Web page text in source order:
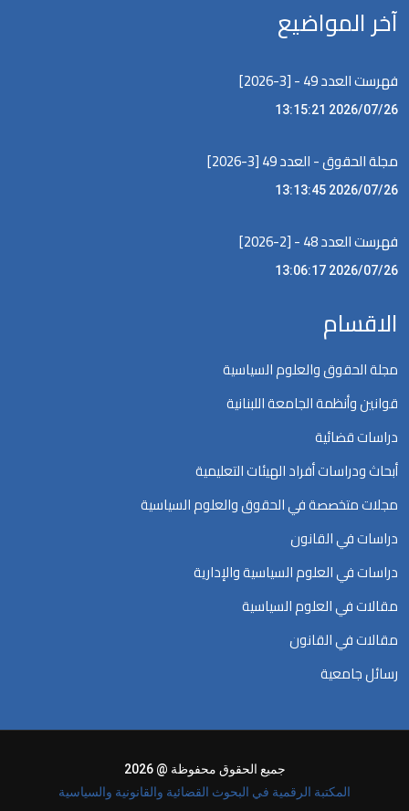
آخر المواضيع
فهرست العدد 49 - [3-2026]
2026/07/26 13:15:21
مجلة الحقوق - العدد 49 [3-2026]
2026/07/26 13:13:45
فهرست العدد 48 - [2-2026]
2026/07/26 13:06:17
الاقسام
مجلة الحقوق والعلوم السياسية
قوانين وأنظمة الجامعة اللبنانية
دراسات قضائية
أبحاث ودراسات أفراد الهيئات التعليمية
مجلات متخصصة في الحقوق والعلوم السياسية
دراسات في القانون
دراسات في العلوم السياسية والإدارية
مقالات في العلوم السياسية
مقالات في القانون
رسائل جامعية
جميع الحقوق محفوظة @ 2026
المكتبة الرقمية في البحوث القضائية والقانونية والسياسية